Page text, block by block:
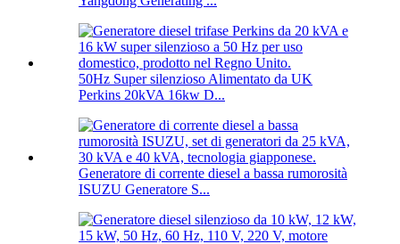
50Hz Super silenzioso Alimentato da UK
Perkins 20kVA 16kw D...
Generatore di corrente diesel a bassa rumorosità
ISUZU Generatore S...